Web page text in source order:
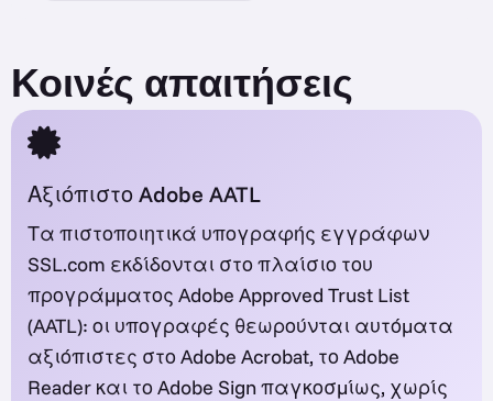
Κοινές απαιτήσεις
Αξιόπιστο Adobe AATL
Τα πιστοποιητικά υπογραφής εγγράφων
SSL.com εκδίδονται στο πλαίσιο του
προγράμματος Adobe Approved Trust List
(AATL): οι υπογραφές θεωρούνται αυτόματα
αξιόπιστες στο Adobe Acrobat, το Adobe
Reader και το Adobe Sign παγκοσμίως, χωρίς